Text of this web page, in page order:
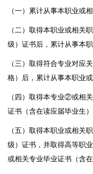
（一）累计从事本职业或
（二）取得本职业或相关
级）证书后，累计从事本
（三）取得符合专业对应
格）后，累计从事本职业
（四）取得本专业②或相
证书（含在读应届毕业生）
（五）取得本职业或相关
级）证书，并取得高等职
或相关专业毕业证书（含